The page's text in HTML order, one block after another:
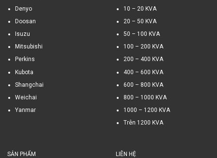
Denyo
Doosan
Isuzu
Mitsubishi
Perkins
Kubota
Shangchai
Weichai
Yanmar
10 – 20 KVA
20 – 50 KVA
50 – 100 KVA
100 – 200 KVA
200 – 400 KVA
400 – 600 KVA
600 – 800 KVA
800 – 1000 KVA
1000 – 1200 KVA
Trên 1200 KVA
SẢN PHẨM LIÊN HỆ